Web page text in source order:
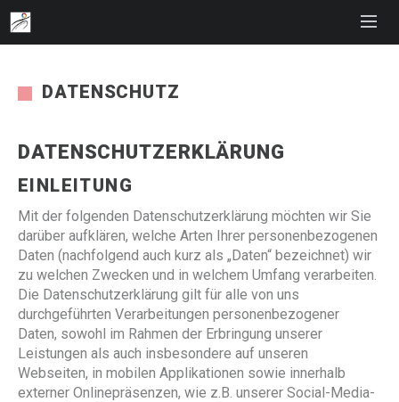
DATENSCHUTZ
DATENSCHUTZERKLÄRUNG
EINLEITUNG
Mit der folgenden Datenschutzerklärung möchten wir Sie
darüber aufklären, welche Arten Ihrer personenbezogenen
Daten (nachfolgend auch kurz als „Daten“ bezeichnet) wir
zu welchen Zwecken und in welchem Umfang verarbeiten.
Die Datenschutzerklärung gilt für alle von uns
durchgeführten Verarbeitungen personenbezogener
Daten, sowohl im Rahmen der Erbringung unserer
Leistungen als auch insbesondere auf unseren
Webseiten, in mobilen Applikationen sowie innerhalb
externer Onlinepräsenzen, wie z.B. unserer Social-Media-